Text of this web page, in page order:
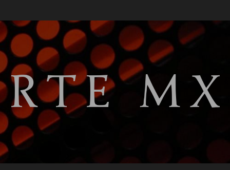
2
tras cuatro años de
promesas de cambio
agosto 7, 2026
3
Hijos de presidentes bajo
escrutinio institucional en
Brasil, Guinea Ecuatorial,
Angola y EE.UU.
salmonelosis en EU